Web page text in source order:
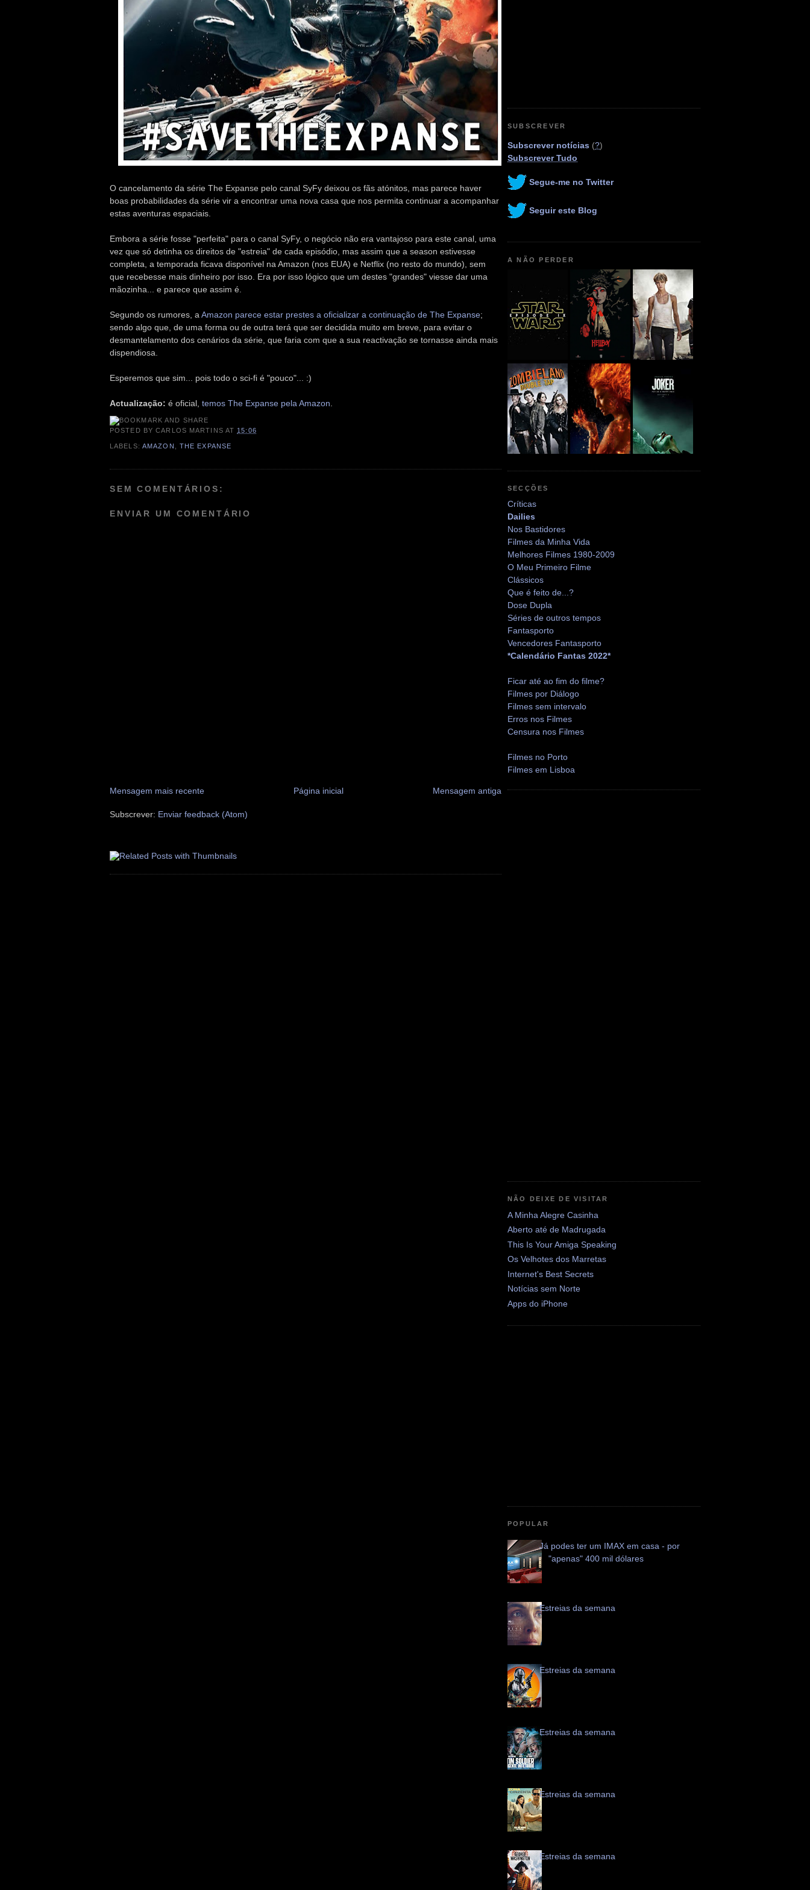
O cancelamento da série The Expanse pelo canal SyFy deixou os fãs atónitos, mas parece haver
boas probabilidades da série vir a encontrar uma nova casa que nos permita continuar a acompanhar
estas aventuras espaciais.
Embora a série fosse "perfeita" para o canal SyFy, o negócio não era vantajoso para este canal, uma
vez que só detinha os direitos de "estreia" de cada episódio, mas assim que a season estivesse
completa, a temporada ficava disponível na Amazon (nos EUA) e Netflix (no resto do mundo), sem
que recebesse mais dinheiro por isso. Era por isso lógico que um destes "grandes" viesse dar uma
mãozinha... e parece que assim é.
Segundo os rumores, a Amazon parece estar prestes a oficializar a continuação de The Expanse;
sendo algo que, de uma forma ou de outra terá que ser decidida muito em breve, para evitar o
desmantelamento dos cenários da série, que faria com que a sua reactivação se tornasse ainda mais
dispendiosa.
Esperemos que sim... pois todo o sci-fi é "pouco"... :)
Actualização: é oficial, temos The Expanse pela Amazon
POSTED BYCARLOS MARTINS AT 15:06
LABELS: AMAZON THE EXPANSE
SEM COMENTÁRIOS:
ENVIAR UM COMENTÁRIO
Mensagem mais recente Mensagem antiga
Página inicial
Subscrever: Enviar feedback (Atom)
SUBSCREVER
Subscrever notícias (?)
Subscrever Tudo
Segue-me no Twitter
Seguir este Blog
A NÃO PERDER
SECÇÕES
Críticas
Dailies
Nos Bastidores
Filmes da Minha Vida
Melhores Filmes 1980-2009
O Meu Primeiro Filme
Clássicos
Que é feito de...?
Dose Dupla
Séries de outros tempos
Fantasporto
Vencedores Fantasporto
*Calendário Fantas 2022*
Ficar até ao fim do filme?
Filmes por Diálogo
Filmes sem intervalo
Erros nos Filmes
Censura nos Filmes
Filmes no Porto
Filmes em Lisboa
NÃO DEIXE DE VISITAR
A Minha Alegre Casinha
Aberto até de Madrugada
This Is Your Amiga Speaking
Os Velhotes dos Marretas
Internet's Best Secrets
Notícias sem Norte
Apps do iPhone
POPULAR
Já podes ter um IMAX em casa - por
"apenas" 400 mil dólares
Estreias da semana
Estreias da semana
Estreias da semana
Estreias da semana
Estreias da semana